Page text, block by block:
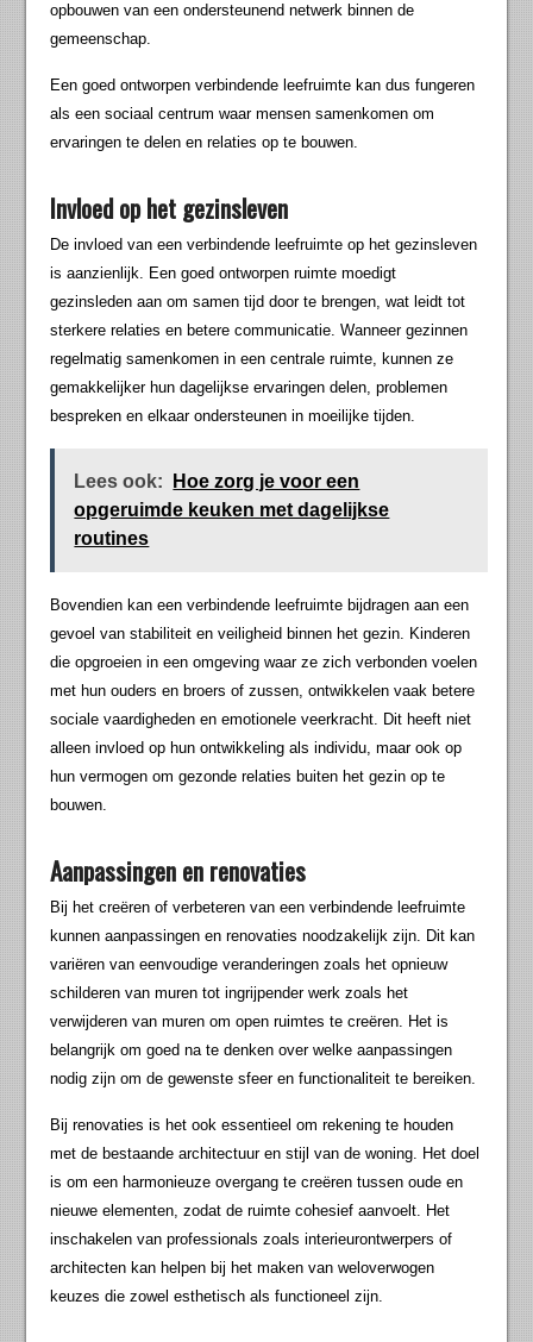
opbouwen van een ondersteunend netwerk binnen de
gemeenschap.
Een goed ontworpen verbindende leefruimte kan dus fungeren
als een sociaal centrum waar mensen samenkomen om
ervaringen te delen en relaties op te bouwen.
Invloed op het gezinsleven
De invloed van een verbindende leefruimte op het gezinsleven
is aanzienlijk. Een goed ontworpen ruimte moedigt
gezinsleden aan om samen tijd door te brengen, wat leidt tot
sterkere relaties en betere communicatie. Wanneer gezinnen
regelmatig samenkomen in een centrale ruimte, kunnen ze
gemakkelijker hun dagelijkse ervaringen delen, problemen
bespreken en elkaar ondersteunen in moeilijke tijden.
Lees ook:
Hoe zorg je voor een
opgeruimde keuken met dagelijkse
routines
Bovendien kan een verbindende leefruimte bijdragen aan een
gevoel van stabiliteit en veiligheid binnen het gezin. Kinderen
die opgroeien in een omgeving waar ze zich verbonden voelen
met hun ouders en broers of zussen, ontwikkelen vaak betere
sociale vaardigheden en emotionele veerkracht. Dit heeft niet
alleen invloed op hun ontwikkeling als individu, maar ook op
hun vermogen om gezonde relaties buiten het gezin op te
bouwen.
Aanpassingen en renovaties
Bij het creëren of verbeteren van een verbindende leefruimte
kunnen aanpassingen en renovaties noodzakelijk zijn. Dit kan
variëren van eenvoudige veranderingen zoals het opnieuw
schilderen van muren tot ingrijpender werk zoals het
verwijderen van muren om open ruimtes te creëren. Het is
belangrijk om goed na te denken over welke aanpassingen
nodig zijn om de gewenste sfeer en functionaliteit te bereiken.
Bij renovaties is het ook essentieel om rekening te houden
met de bestaande architectuur en stijl van de woning. Het doel
is om een harmonieuze overgang te creëren tussen oude en
nieuwe elementen, zodat de ruimte cohesief aanvoelt. Het
inschakelen van professionals zoals interieurontwerpers of
architecten kan helpen bij het maken van weloverwogen
keuzes die zowel esthetisch als functioneel zijn.